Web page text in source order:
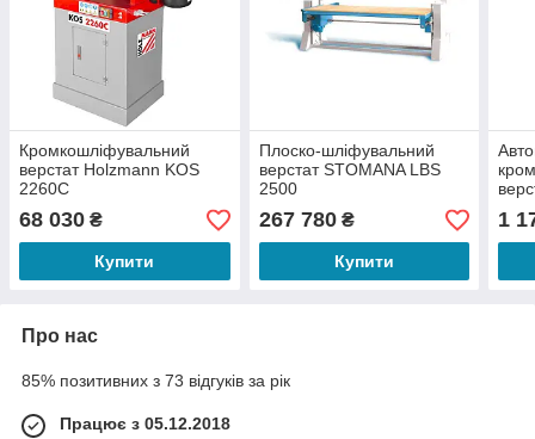
Кромкошліфувальний
верстат Holzmann KOS
2260C
68 030 ₴
Купити
Плоско-шліфувальний
верстат STOMANA LBS
2500
267 780₴
Купити
TF5
1
Про нас
85% позитивних з 73 відгуків за рік
Працює з 05.12.2018